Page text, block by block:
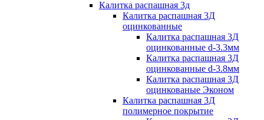
Калитка распашная 3д
Калитка распашная 3Д
оцинкованные
Калитка распашная 3Д
оцинкованные d-3.3мм
Калитка распашная 3Д
оцинкованные d-3.8мм
Калитка распашная 3Д
оцинкованые Эконом
Калитка распашная 3Д
полимерное покрытие